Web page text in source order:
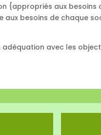
{appropriés aux
besoins de chaque
avec les